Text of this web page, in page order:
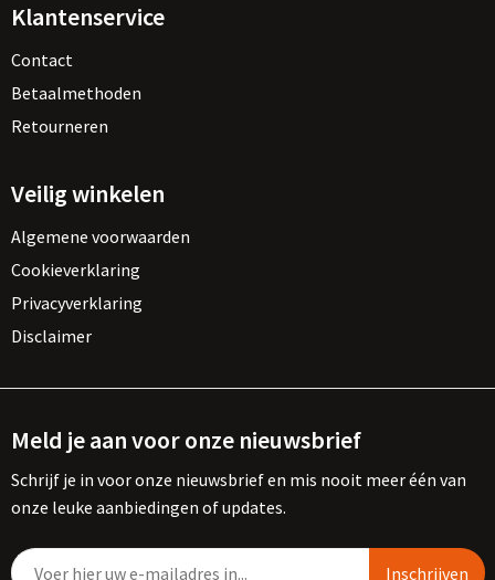
Klantenservice
Contact
Betaalmethoden
Retourneren
Veilig winkelen
Algemene voorwaarden
Cookieverklaring
Privacyverklaring
Disclaimer
Meld je aan voor onze nieuwsbrief
Schrijf je in voor onze nieuwsbrief en mis nooit meer één van
onze leuke aanbiedingen of updates.